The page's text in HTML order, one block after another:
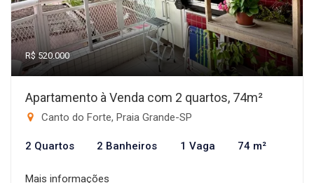
R$ 520.000
Apartamento à Venda com 2 quartos, 74m²
Canto do Forte, Praia Grande-SP
2 Quartos 2 Banheiros 1 Vaga 74 m²
Mais informações